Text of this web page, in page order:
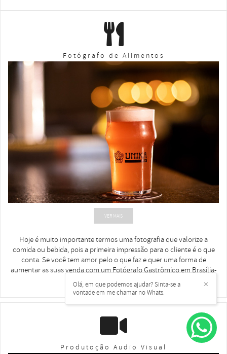
Fotógrafo de Alimentos
VER MAIS
Hoje é muito importante termos uma fotografia que valorize a
comida ou bebida, pois a primeira impressão para o cliente é o que
conta. Se você tem amor pelo o que faz e quer uma forma de
aumentar as suas venda com um Fotógrafo Gastrômico em Brasília-
DF
Produtoção Audio Visual
✕
Olá, em que podemos ajudar? Sinta-se a
vontade em me chamar no Whats.